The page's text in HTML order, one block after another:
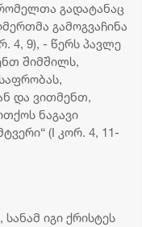
გადატანაც
გამოგვაჩინა
4, 9), - წერს პავლე
შიმშილს,
და ვითმენთ,
ნაგავი
(I კორ. 4, 11-
იგი ქრისტეს